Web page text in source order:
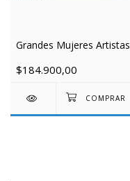
Grandes Mujeres Artistas
$184.900,00